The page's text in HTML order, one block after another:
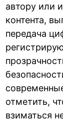
автору или
контента,
передача
отметить,
взиматься